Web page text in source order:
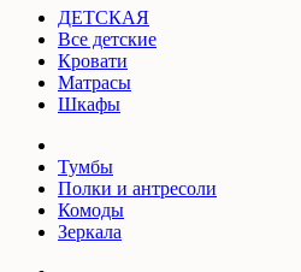
ДЕТСКАЯ
Все детские
Кровати
Матрасы
Шкафы
Тумбы
Полки и антресоли
Комоды
Зеркала